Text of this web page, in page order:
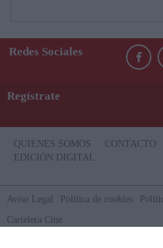
Redes Sociales
Regístrate
QUIÉNES SOMOS CONTACTO
EDICIÓN DIGITAL
Aviso Legal Politica de cookies
Cartelera Cine